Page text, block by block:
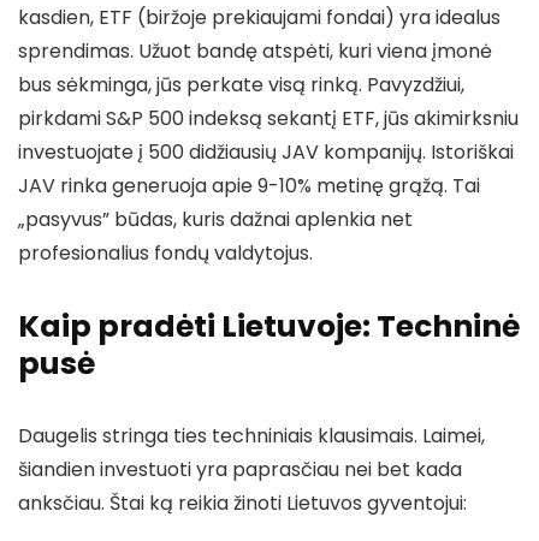
kasdien, ETF (biržoje prekiaujami fondai) yra idealus
sprendimas. Užuot bandę atspėti, kuri viena įmonė
bus sėkminga, jūs perkate visą rinką. Pavyzdžiui,
pirkdami S&P 500 indeksą sekantį ETF, jūs akimirksniu
investuojate į 500 didžiausių JAV kompanijų. Istoriškai
JAV rinka generuoja apie 9-10% metinę grąžą. Tai
„pasyvus” būdas, kuris dažnai aplenkia net
profesionalius fondų valdytojus.
Kaip pradėti Lietuvoje: Techninė
pusė
Daugelis stringa ties techniniais klausimais. Laimei,
šiandien investuoti yra paprasčiau nei bet kada
anksčiau. Štai ką reikia žinoti Lietuvos gyventojui: